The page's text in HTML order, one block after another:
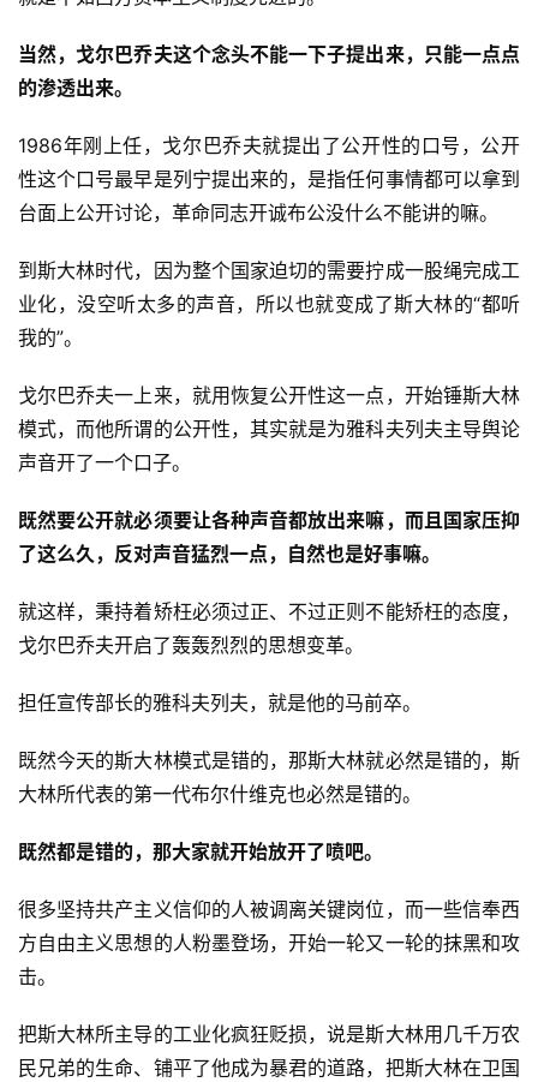
当然，戈尔巴乔夫这个念头不能一下子提出来，只能一点点
的渗透出来。
1986年刚上任，戈尔巴乔夫就提出了公开性的口号，公开
性这个口号最早是列宁提出来的，是指任何事情都可以拿到
台面上公开讨论，革命同志开诚布公没什么不能讲的嘛。
到斯大林时代，因为整个国家迫切的需要拧成一股绳完成工
业化，没空听太多的声音，所以也就变成了斯大林的“都听
我的”。
戈尔巴乔夫一上来，就用恢复公开性这一点，开始锤斯大林
模式，而他所谓的公开性，其实就是为雅科夫列夫主导舆论
声音开了一个口子。
既然要公开就必须要让各种声音都放出来嘛，而且国家压抑
了这么久，反对声音猛烈一点，自然也是好事嘛。
就这样，秉持着矫枉必须过正、不过正则不能矫枉的态度，
戈尔巴乔夫开启了轰轰烈烈的思想变革。
担任宣传部长的雅科夫列夫，就是他的马前卒。
既然今天的斯大林模式是错的，那斯大林就必然是错的，斯
大林所代表的第一代布尔什维克也必然是错的。
既然都是错的，那大家就开始放开了喷吧。
很多坚持共产主义信仰的人被调离关键岗位，而一些信奉西
方自由主义思想的人粉墨登场，开始一轮又一轮的抹黑和攻
击。
把斯大林所主导的工业化疯狂贬损，说是斯大林用几千万农
民兄弟的生命、铺平了他成为暴君的道路，把斯大林在卫国